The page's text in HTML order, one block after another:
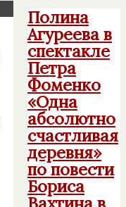
Полина
Агуреева в
спектакле
Петра
Фоменко
«Одна
абсолютно
счастливая
деревня»
по повести
Бориса
Вахтина в